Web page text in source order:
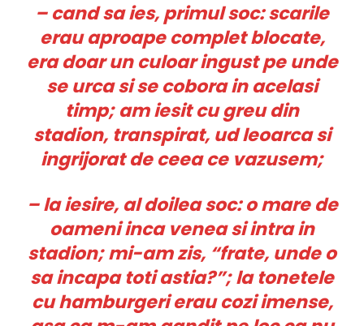
– cand sa ies, primul soc: scarile
erau aproape complet blocate,
era doar un culoar ingust pe unde
se urca si se cobora in acelasi
timp; am iesit cu greu din
stadion, transpirat, ud leoarca si
ingrijorat de ceea ce vazusem;
– la iesire, al doilea soc: o mare de
oameni inca venea si intra in
stadion; mi-am zis, “frate, unde o
sa incapa toti astia?”; la tonetele
cu hamburgeri erau cozi imense,